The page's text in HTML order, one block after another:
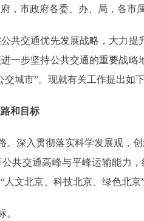
兑现
公开
服务
服务
服务
，市政府各委、办、局，各市
交通优先发展战略，大力提
一步坚持公共交通的重要战
交城市”。现就有关工作提出如
和目标
深入贯彻落实科学发展观，创
共交通高峰与平峰运输能力
人文北京、科技北京、绿色北